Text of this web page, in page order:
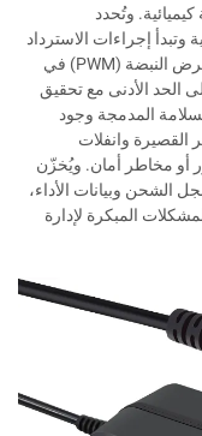
وتُحدد
وتبدأ إجراءات الاسترداد
تلقائيًا لاستعادة السعة المفقودة. وتُسهم تنظيم عرض النبضة (PWM) في
الحد الأدنى مع تحقيق
المدمجة وجود
القصيرة وانفلات
أو مخاطر أمان. ويُخزّن
الشحن وبيانات الأداء،
المبكرة لإدارة